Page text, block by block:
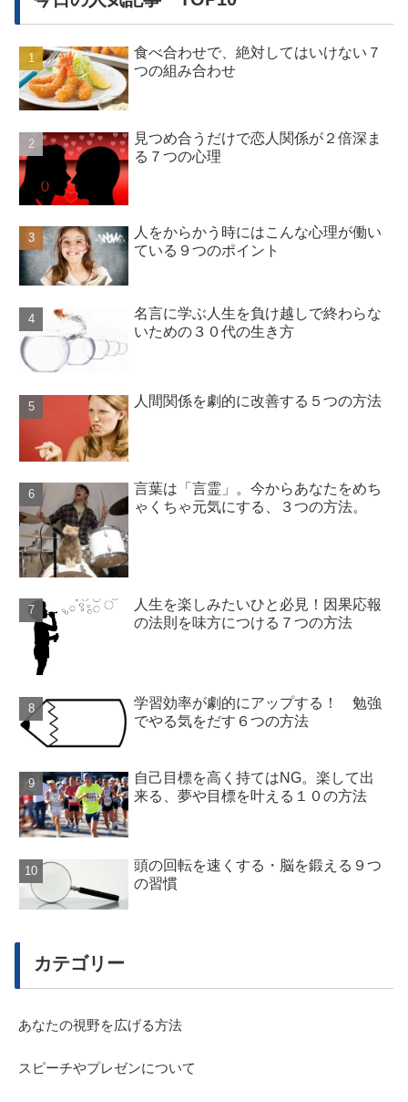
食べ合わせで、絶対してはいけない７
つの組み合わせ
見つめ合うだけで恋人関係が２倍深ま
る７つの心理
人をからかう時にはこんな心理が働い
ている９つのポイント
名言に学ぶ人生を負け越しで終わらな
いための３０代の生き方
人間関係を劇的に改善する５つの方法
言葉は「言霊」。今からあなたをめち
ゃくちゃ元気にする、３つの方法。
人生を楽しみたいひと必見！因果応報
の法則を味方につける７つの方法
学習効率が劇的にアップする！ 勉強
でやる気をだす６つの方法
自己目標を高く持てはNG。楽して出
来る、夢や目標を叶える１０の方法
頭の回転を速くする・脳を鍛える９つ
の習慣
カテゴリー
あなたの視野を広げる方法
スピーチやプレゼンについて